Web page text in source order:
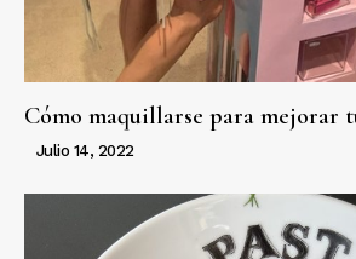
Cómo maquillarse para mejorar
Julio 14, 2022